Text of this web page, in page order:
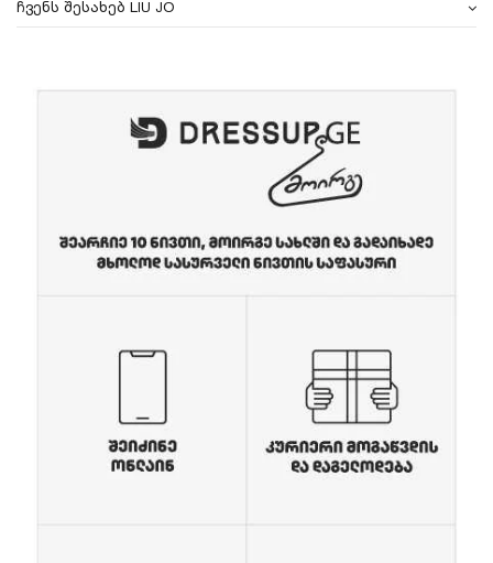
ჩვენს შესახებ LIU JO